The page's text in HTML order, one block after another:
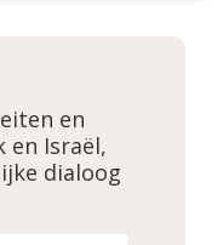
en
en Israël,
dialoog